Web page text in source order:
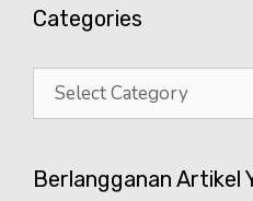
Categories
Categories
Berlangganan Artikel